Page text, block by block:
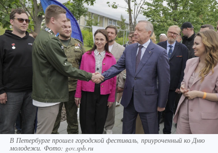
В Петербурге прошел городской фестиваль, приуроченный ко Дню
молодежи. Фото: gov.spb.ru